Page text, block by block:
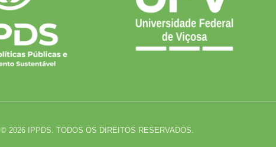
© 2026 IPPDS. TODOS OS DIREITOS RESERVADOS.